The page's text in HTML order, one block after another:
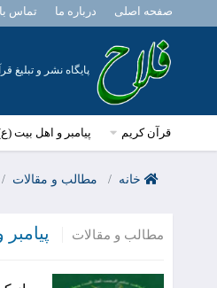
صفحه اصلی درباره ما تماس
پایگاه نشر و
قرآن کریم پیامبر و اهل بیت
خانه مطالب و مقالات
مطالب و مقالات